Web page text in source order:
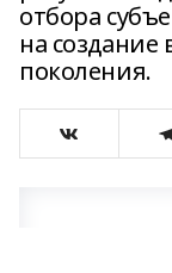
отбора
на создание
поколения.